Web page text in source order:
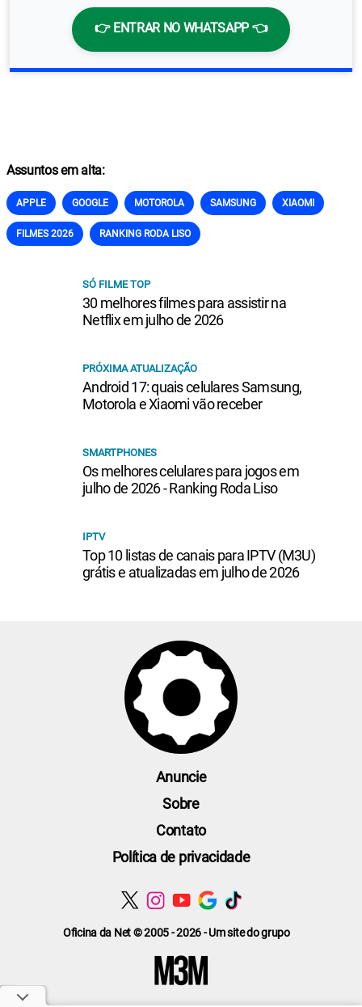
👉 ENTRAR NO WHATSAPP 👈
Assuntos em alta:
APPLE GOOGLE MOTOROLA SAMSUNG XIAOMI
FILMES 2026 RANKING RODA LISO
SÓ FILME TOP
30 melhores filmes para assistir na
Netflix em julho de 2026
PRÓXIMA ATUALIZAÇÃO
Android 17: quais celulares Samsung,
Motorola e Xiaomi vão receber
SMARTPHONES
Os melhores celulares para jogos em
julho de 2026 - Ranking Roda Liso
IPTV
Top 10 listas de canais para IPTV (M3U)
grátis e atualizadas em julho de 2026
Oficina da Net © 2005 - 2026 - Um site do grupo
Anuncie
Sobre
Contato
Política de privacidade